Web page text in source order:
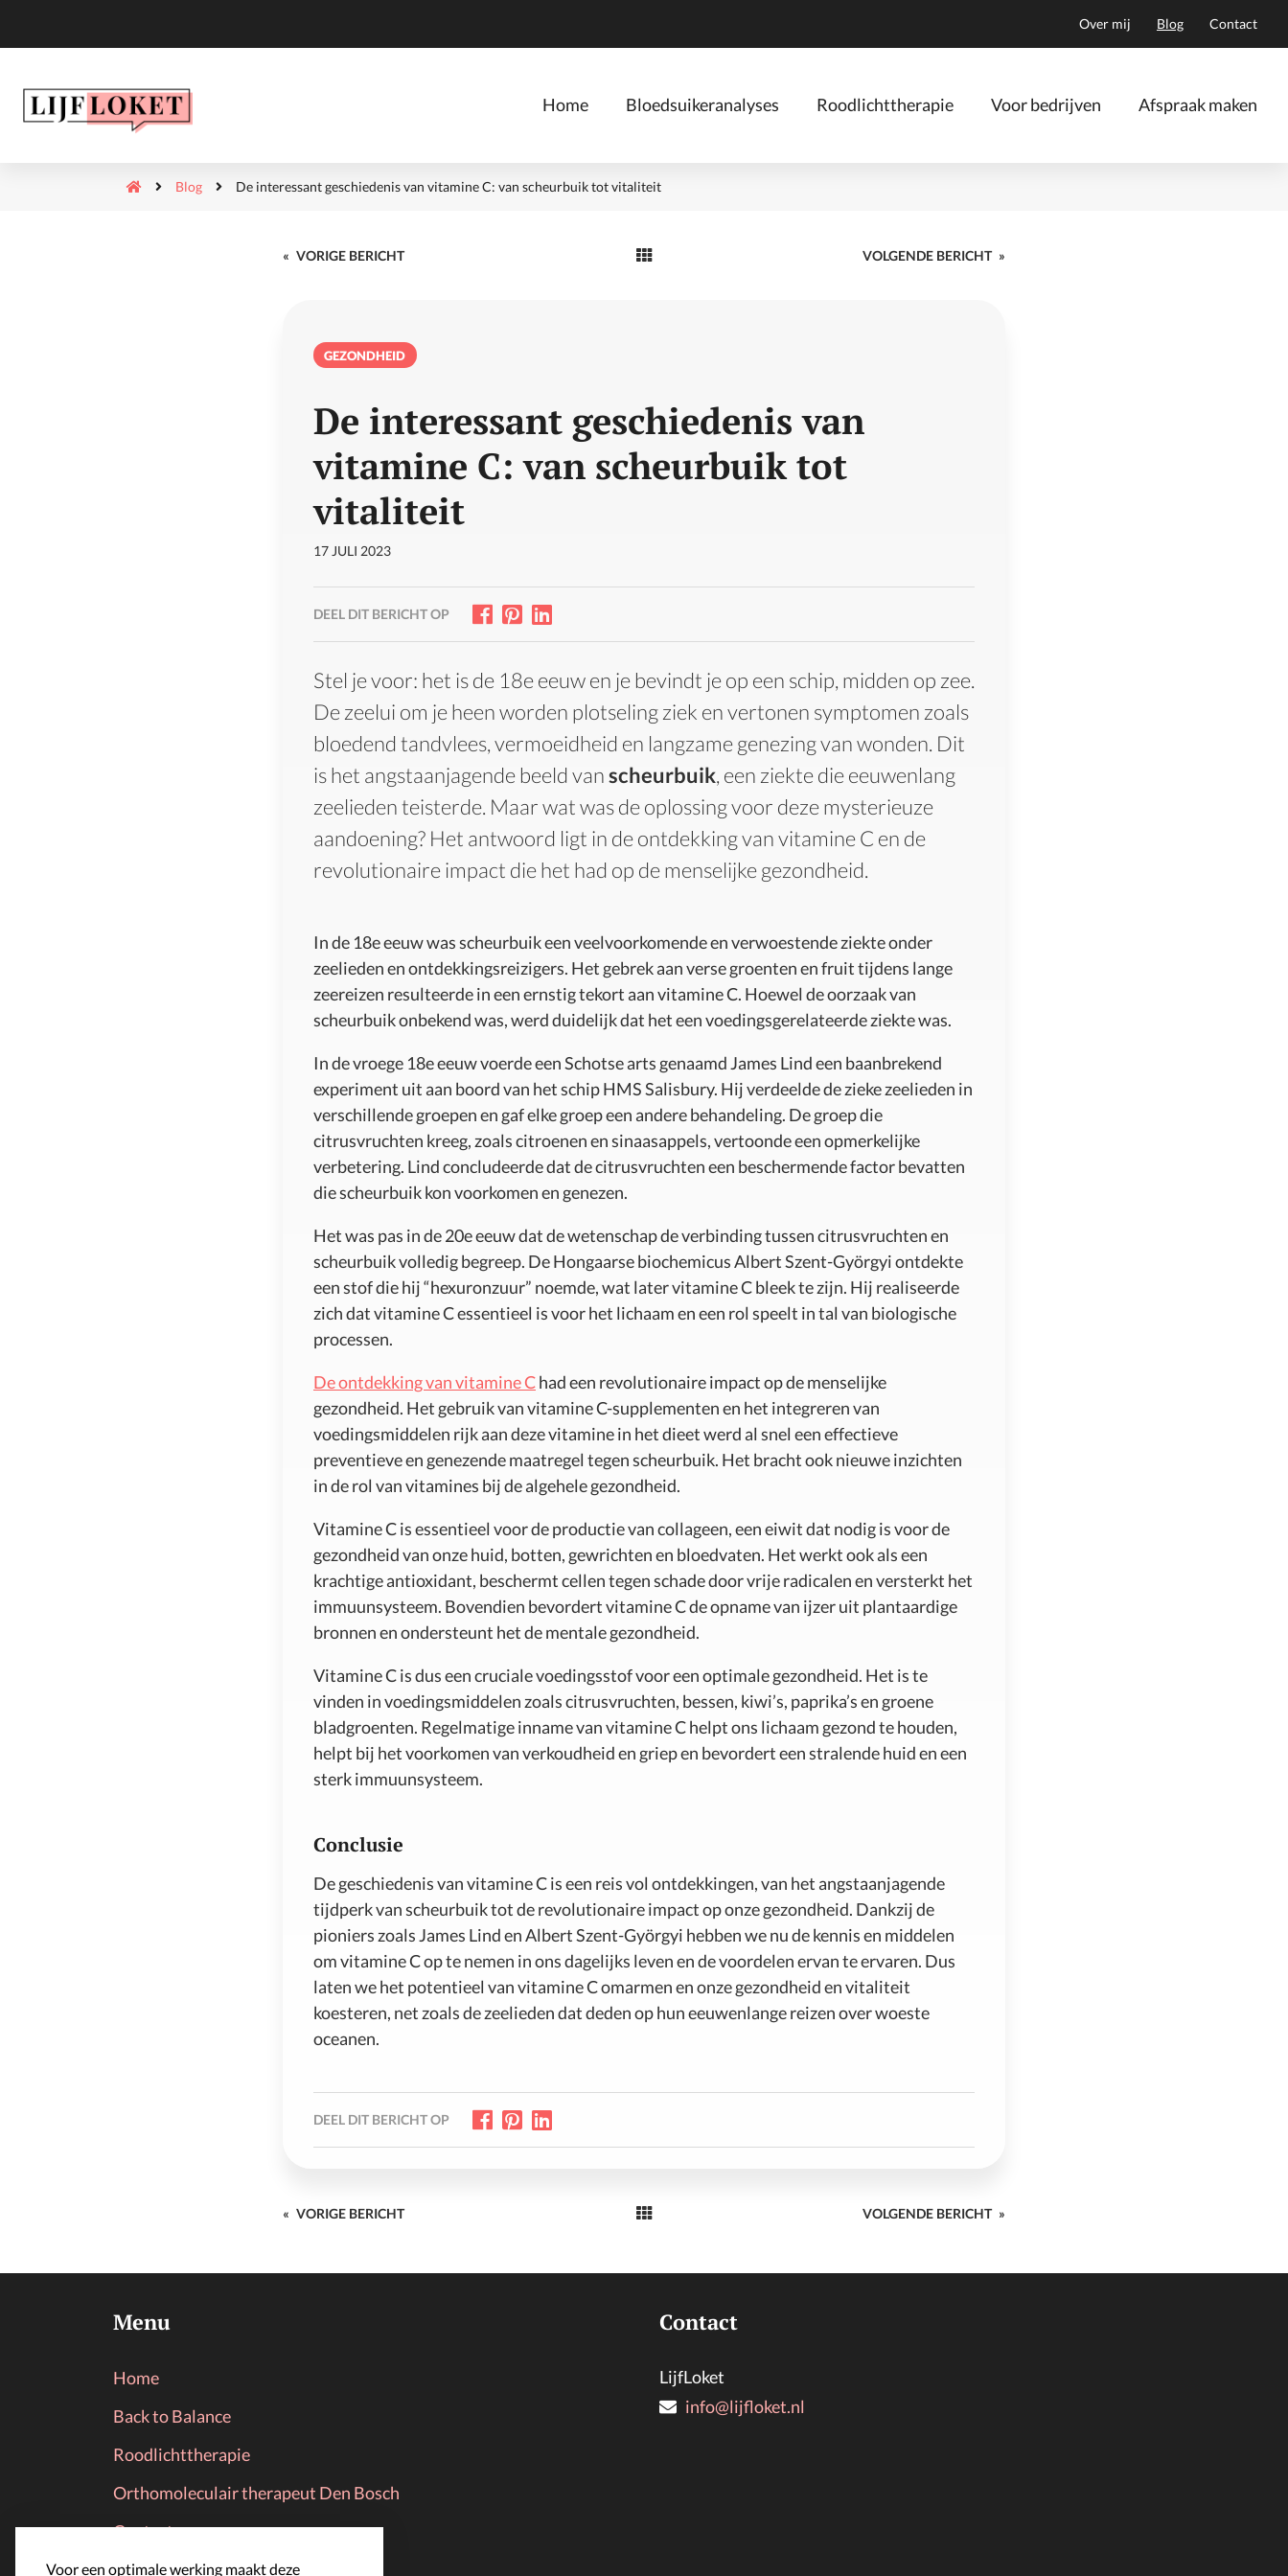
Voor een optimale werking maakt deze
Over mij Blog Contact
Home Bloedsuikeranalyses Roodlichttherapie Voor bedrijven Afspraak maken
Blog De interessant geschiedenis van vitamine C: van scheurbuik tot vitaliteit
« VORIGE BERICHT VOLGENDE BERICHT »
GEZONDHEID
De interessant geschiedenis van
vitamine C: van scheurbuik tot
vitaliteit
17 JULI 2023
DEEL DIT BERICHT OP
Stel je voor: het is de 18e eeuw en je bevindt je op een schip, midden op zee.
De zeelui om je heen worden plotseling ziek en vertonen symptomen zoals
bloedend tandvlees, vermoeidheid en langzame genezing van wonden. Dit
is het angstaanjagende beeld vanscheurbuik, een ziekte die eeuwenlang
zeelieden teisterde. Maar wat was de oplossing voor deze mysterieuze
aandoening? Het antwoord ligt in de ontdekking van vitamine C en de
revolutionaire impact die het had op de menselijke gezondheid.
In de 18e eeuw was scheurbuik een veelvoorkomende en verwoestende ziekte onder
zeelieden en ontdekkingsreizigers. Het gebrek aan verse groenten en fruit tijdens lange
zeereizen resulteerde in een ernstig tekort aan vitamine C. Hoewel de oorzaak van
scheurbuik onbekend was, werd duidelijk dat het een voedingsgerelateerde ziekte was.
In de vroege 18e eeuw voerde een Schotse arts genaamd James Lind een baanbrekend
experiment uit aan boord van het schip HMS Salisbury. Hij verdeelde de zieke zeelieden in
verschillende groepen en gaf elke groep een andere behandeling. De groep die
citrusvruchten kreeg, zoals citroenen en sinaasappels, vertoonde een opmerkelijke
verbetering. Lind concludeerde dat de citrusvruchten een beschermende factor bevatten
die scheurbuik kon voorkomen en genezen.
Het was pas in de 20e eeuw dat de wetenschap de verbinding tussen citrusvruchten en
scheurbuik volledig begreep. De Hongaarse biochemicus Albert Szent-Györgyi ontdekte
een stof die hij “hexuronzuur” noemde, wat later vitamine C bleek te zijn. Hij realiseerde
zich dat vitamine C essentieel is voor het lichaam en een rol speelt in tal van biologische
processen.
De ontdekking van vitamine Chad een revolutionaire impact op de menselijke
gezondheid. Het gebruik van vitamine C-supplementen en het integreren van
voedingsmiddelen rijk aan deze vitamine in het dieet werd al snel een effectieve
preventieve en genezende maatregel tegen scheurbuik. Het bracht ook nieuwe inzichten
in de rol van vitamines bij de algehele gezondheid.
Vitamine C is essentieel voor de productie van collageen, een eiwit dat nodig is voor de
gezondheid van onze huid, botten, gewrichten en bloedvaten. Het werkt ook als een
krachtige antioxidant, beschermt cellen tegen schade door vrije radicalen en versterkt het
immuunsysteem. Bovendien bevordert vitamine C de opname van ijzer uit plantaardige
bronnen en ondersteunt het de mentale gezondheid.
Vitamine C is dus een cruciale voedingsstof voor een optimale gezondheid. Het is te
vinden in voedingsmiddelen zoals citrusvruchten, bessen, kiwi’s, paprika’s en groene
bladgroenten. Regelmatige inname van vitamine C helpt ons lichaam gezond te houden,
helpt bij het voorkomen van verkoudheid en griep en bevordert een stralende huid en een
sterk immuunsysteem.
Conclusie
De geschiedenis van vitamine C is een reis vol ontdekkingen, van het angstaanjagende
tijdperk van scheurbuik tot de revolutionaire impact op onze gezondheid. Dankzij de
pioniers zoals James Lind en Albert Szent-Györgyi hebben we nu de kennis en middelen
om vitamine C op te nemen in ons dagelijks leven en de voordelen ervan te ervaren. Dus
laten we het potentieel van vitamine C omarmen en onze gezondheid en vitaliteit
koesteren, net zoals de zeelieden dat deden op hun eeuwenlange reizen over woeste
oceanen.
DEEL DIT BERICHT OP
« VORIGE BERICHT VOLGENDE BERICHT »
Menu
Home
Back to Balance
Roodlichttherapie
Orthomoleculair therapeut Den Bosch
Contact
Afspraak maken
Contact
LijfLoket
info@lijfloket.nl